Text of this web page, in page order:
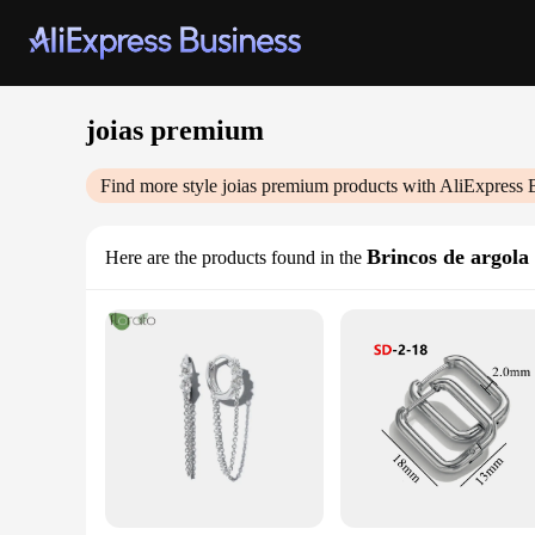
joias premium
Find more style joias premium products with AliExpress
Here are the products found in the Brincos de argola